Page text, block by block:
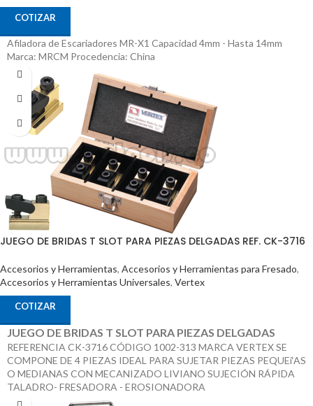
COTIZAR
Afiladora de Escariadores MR-X1 Capacidad 4mm - Hasta 14mm
Marca: MRCM Procedencia: China
JUEGO DE BRIDAS T SLOT PARA PIEZAS DELGADAS REF. CK-3716
Accesorios y Herramientas, Accesorios y Herramientas para Fresado,
Accesorios y Herramientas Universales, Vertex
COTIZAR
JUEGO DE BRIDAS T SLOT PARA PIEZAS DELGADAS
REFERENCIA CK-3716 CÓDIGO 1002-313 MARCA VERTEX SE
COMPONE DE 4 PIEZAS IDEAL PARA SUJETAR PIEZAS PEQUEí‘AS
O MEDIANAS CON MECANIZADO LIVIANO SUJECIÓN RÁPIDA
TALADRO- FRESADORA - EROSIONADORA